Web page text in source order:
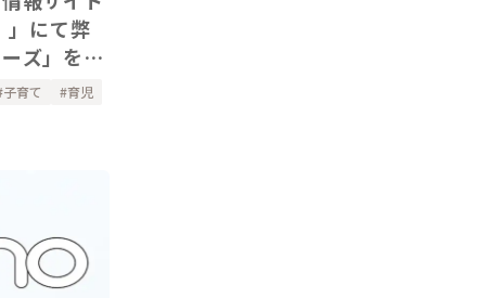
にて弊
ズ」をご
子育て 育児